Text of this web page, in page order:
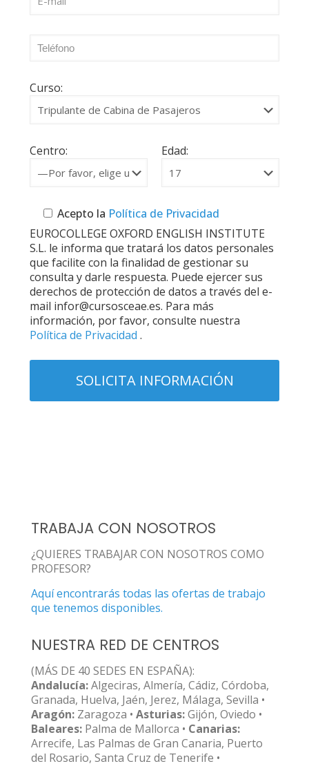
Curso:
Centro: Edad:
Acepto la Política de Privacidad
EUROCOLLEGE OXFORD ENGLISH INSTITUTE
S.L. le informa que tratará los datos personales
que facilite con la finalidad de gestionar su
consulta y darle respuesta. Puede ejercer sus
derechos de protección de datos a través del e-
mail infor@cursosceae.es. Para más
información, por favor, consulte nuestra
Política de Privacidad .
TRABAJA CON NOSOTROS
¿QUIERES TRABAJAR CON NOSOTROS COMO
PROFESOR?
Aquí encontrarás todas las ofertas de trabajo
que tenemos disponibles.
NUESTRA RED DE CENTROS
(MÁS DE 40 SEDES EN ESPAÑA):
Andalucía:Algeciras, Almería, Cádiz, Córdoba,
Granada, Huelva, Jaén, Jerez, Málaga, Sevilla •
Aragón: Zaragoza • Asturias:Gijón, Oviedo •
Baleares: Palma de Mallorca • Canarias:
Arrecife, Las Palmas de Gran Canaria, Puerto
del Rosario, Santa Cruz de Tenerife •